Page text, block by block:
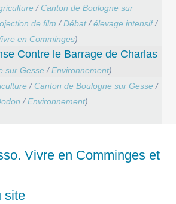
/ Canton de Boulogne sur
de film /Débat/élevage intensif/
en Comminges)
Contre le Barrage de Charlas
sur Gesse /Environnement)
/ Canton de Boulogne sur Gesse /
/Environnement)
Vivre en Comminges et
site